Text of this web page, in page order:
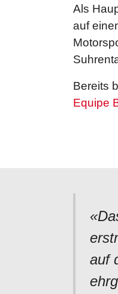
Als
auf
Bereits
Equipe
auf